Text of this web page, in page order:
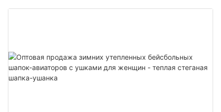
теплая шапка-бини 3-в-1 для малышей.